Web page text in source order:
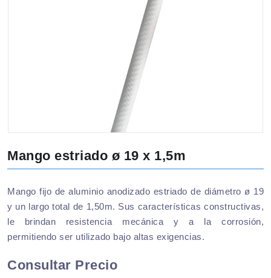
Mango estriado ø 19 x 1,5m
Mango fijo de aluminio anodizado estriado de diámetro ø 19
y un largo total de 1,50m. Sus características constructivas,
le brindan resistencia mecánica y a la corrosión,
permitiendo ser utilizado bajo altas exigencias.
Consultar Precio